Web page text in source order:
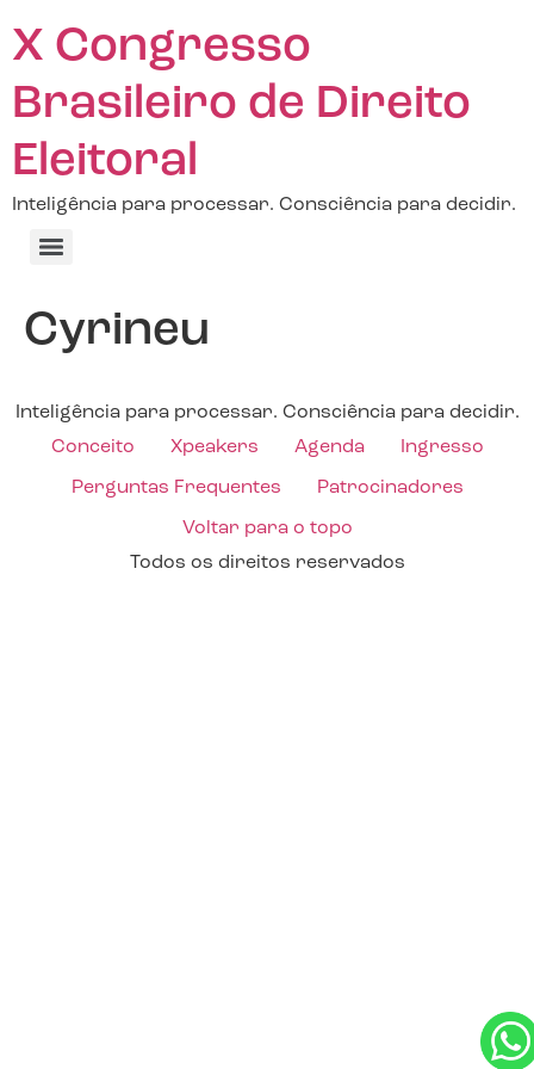
X Congresso
Brasileiro de Direito
Eleitoral
Inteligência para processar. Consciência para decidir.
Cyrineu
Inteligência para processar. Consciência para decidir.
Conceito
Xpeakers Agenda Ingresso
Perguntas Frequentes Patrocinadores
Voltar para o topo
Todos os direitos reservados